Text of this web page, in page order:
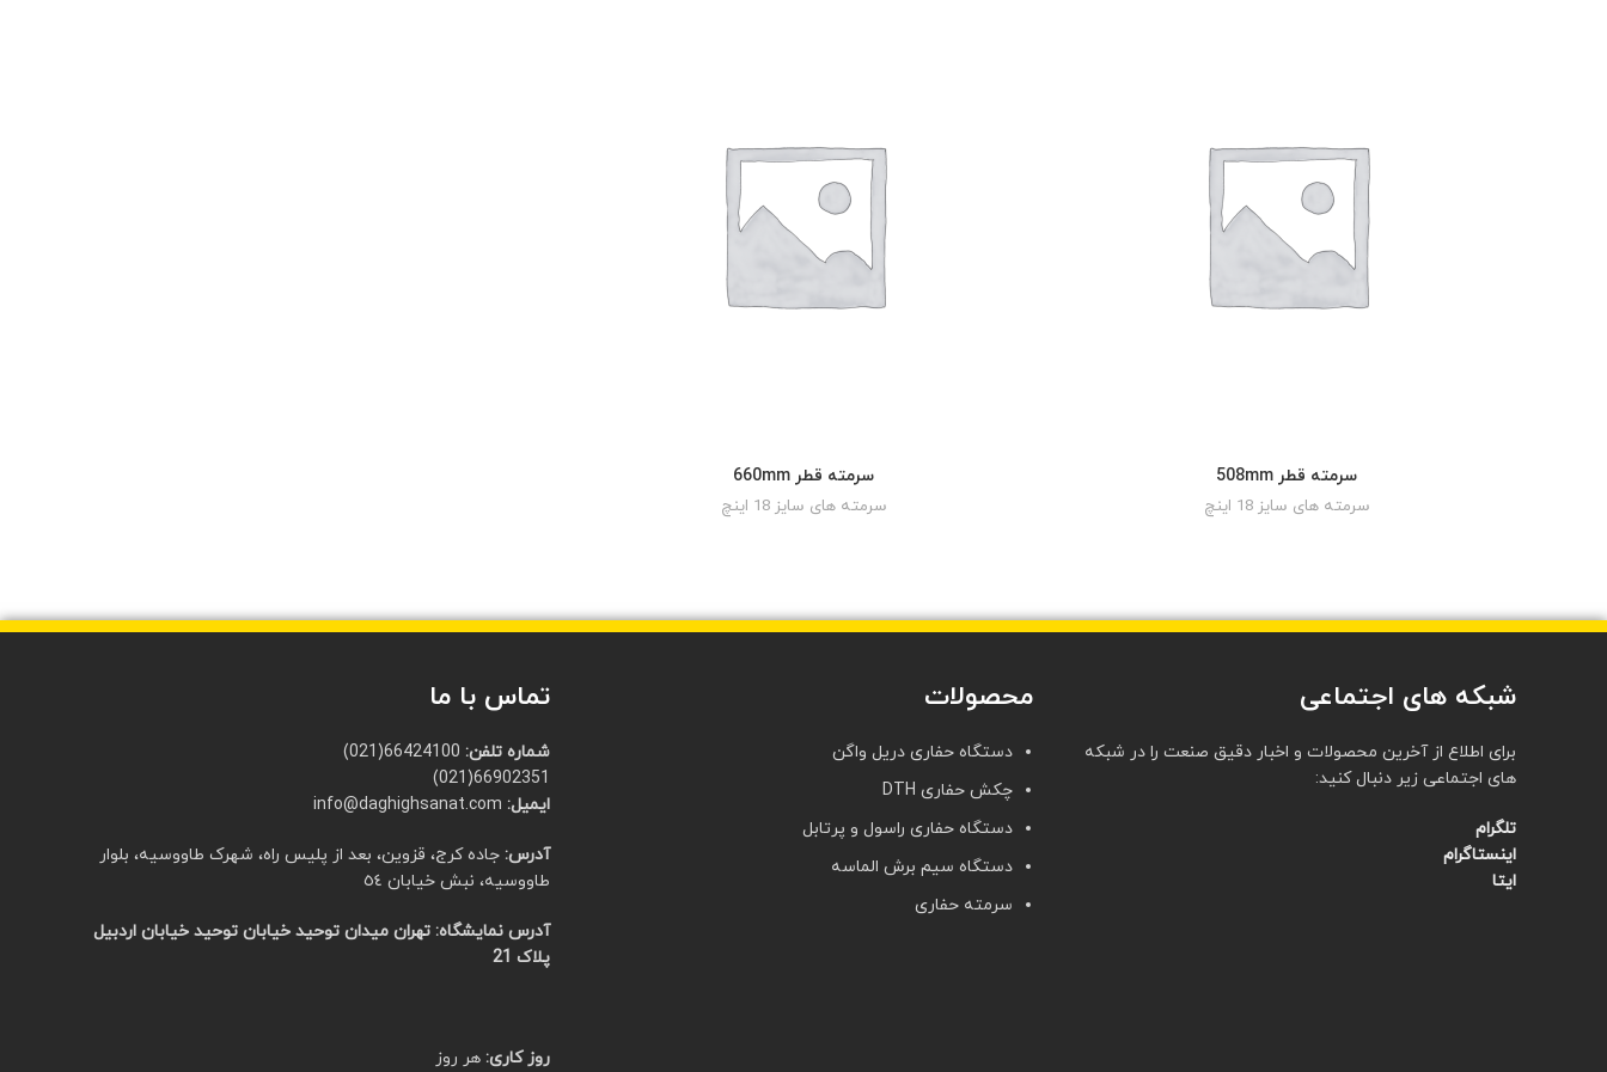
READ MORE
سرمته قطر 508mm
سرمته های سایز 18 اینچ
READ MORE
سرمته قطر 660mm
سرمته های سایز 18 اینچ
شبکه های اجتماعی
برای اطلاع از آخرین محصولات و اخبار دقیق صنعت را در شبکه
های اجتماعی زیر دنبال کنید:
تلگرام
اینستاگرام
ایتا
محصولات
دستگاه حفاری دریل واگن
چکش حفاری DTH
دستگاه حفاری راسول و پرتابل
دستگاه سیم برش الماسه
سرمته حفاری
تماس با ما
شماره تلفن:
66902351(021)
ایمیل:
آدرس: جاده کرج، قزوین، بعد از پلیس راه، شهرک طاووسیه، بلوار
طاووسیه، نبش خیابان ٥٤
آدرس نمایشگاه: تهران میدان توحید خیابان توحید خیابان اردبیل
پلاک 21
روز کاری: هر روز